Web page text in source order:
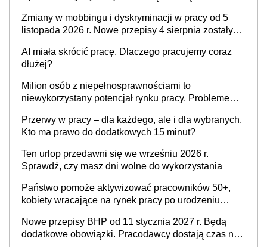
Zmiany w mobbingu i dyskryminacji w pracy od 5
listopada 2026 r. Nowe przepisy 4 sierpnia zostały
AI miała skrócić pracę. Dlaczego pracujemy coraz
dłużej?
Milion osób z niepełnosprawnościami to
niewykorzystany potencjał rynku pracy. Problemem
refundacji, ale bariery po stronie systemu i
świadomości pracodawców [WYWIAD]
Przerwy w pracy – dla każdego, ale i dla wybranych.
Kto ma prawo do dodatkowych 15 minut?
Ten urlop przedawni się we wrześniu 2026 r.
Sprawdź, czy masz dni wolne do wykorzystania
Państwo pomoże aktywizować pracowników 50+,
kobiety wracające na rynek pracy po urodzeniu
neuroatypowe. Powstanie Fundusz na rzecz
Inkluzywności w Zatrudnianiu?
Nowe przepisy BHP od 11 stycznia 2027 r. Będą
dodatkowe obowiązki. Pracodawcy dostają czas na